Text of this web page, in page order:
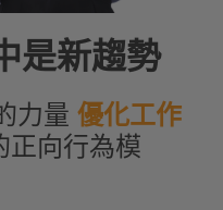
是新趨勢
力量 優化工作
正向行為模